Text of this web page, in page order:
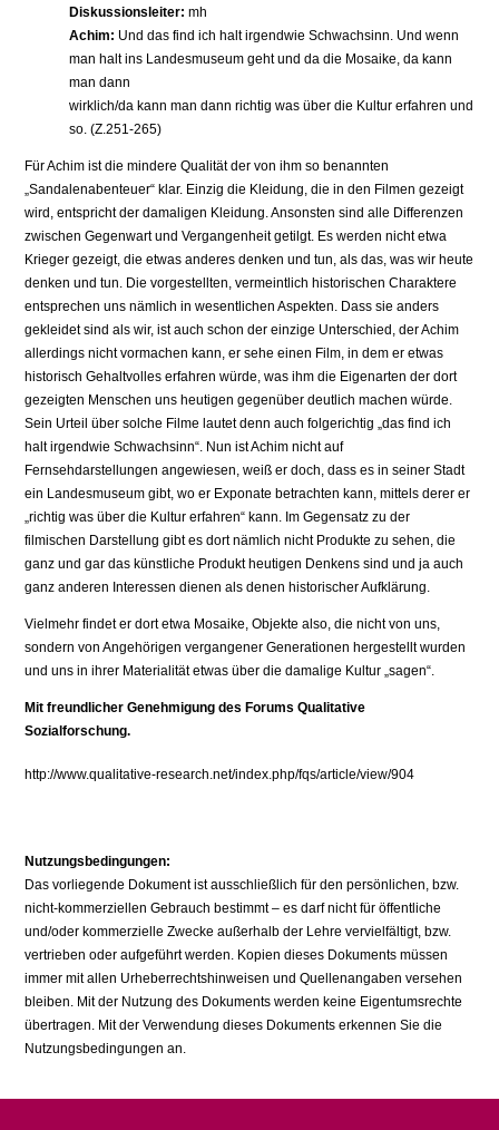
Diskussionsleiter: mh
Achim: Und das find ich halt irgendwie Schwachsinn. Und wenn
man halt ins Landesmuseum geht und da die Mosaike, da kann
man dann
wirklich/da kann man dann richtig was über die Kultur erfahren und
so. (Z.251-265)
Für Achim ist die mindere Qualität der von ihm so benannten
„Sandalenabenteuer“ klar. Einzig die Kleidung, die in den Filmen gezeigt
wird, entspricht der damaligen Kleidung. Ansonsten sind alle Differenzen
zwischen Gegenwart und Vergangenheit getilgt. Es werden nicht etwa
Krieger gezeigt, die etwas anderes denken und tun, als das, was wir heute
denken und tun. Die vorgestellten, vermeintlich historischen Charaktere
entsprechen uns nämlich in wesentlichen Aspekten. Dass sie anders
gekleidet sind als wir, ist auch schon der einzige Unterschied, der Achim
allerdings nicht vormachen kann, er sehe einen Film, in dem er etwas
historisch Gehaltvolles erfahren würde, was ihm die Eigenarten der dort
gezeigten Menschen uns heutigen gegenüber deutlich machen würde.
Sein Urteil über solche Filme lautet denn auch folgerichtig „das find ich
halt irgendwie Schwachsinn“. Nun ist Achim nicht auf
Fernsehdarstellungen angewiesen, weiß er doch, dass es in seiner Stadt
ein Landesmuseum gibt, wo er Exponate betrachten kann, mittels derer er
„richtig was über die Kultur erfahren“ kann. Im Gegensatz zu der
filmischen Darstellung gibt es dort nämlich nicht Produkte zu sehen, die
ganz und gar das künstliche Produkt heutigen Denkens sind und ja auch
ganz anderen Interessen dienen als denen historischer Aufklärung.
Vielmehr findet er dort etwa Mosaike, Objekte also, die nicht von uns,
sondern von Angehörigen vergangener Generationen hergestellt wurden
und uns in ihrer Materialität etwas über die damalige Kultur „sagen“.
Mit freundlicher Genehmigung des Forums Qualitative
Sozialforschung.
http://www.qualitative-research.net/index.php/fqs/article/view/904
Nutzungsbedingungen:
Das vorliegende Dokument ist ausschließlich für den persönlichen, bzw.
nicht-kommerziellen Gebrauch bestimmt – es darf nicht für öffentliche
und/oder kommerzielle Zwecke außerhalb der Lehre vervielfältigt, bzw.
vertrieben oder aufgeführt werden. Kopien dieses Dokuments müssen
immer mit allen Urheberrechtshinweisen und Quellenangaben versehen
bleiben. Mit der Nutzung des Dokuments werden keine Eigentumsrechte
übertragen. Mit der Verwendung dieses Dokuments erkennen Sie die
Nutzungsbedingungen an.